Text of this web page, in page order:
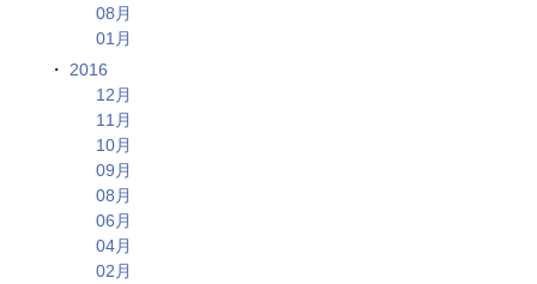
08月
01月
2016
12月
11月
10月
09月
08月
06月
04月
02月